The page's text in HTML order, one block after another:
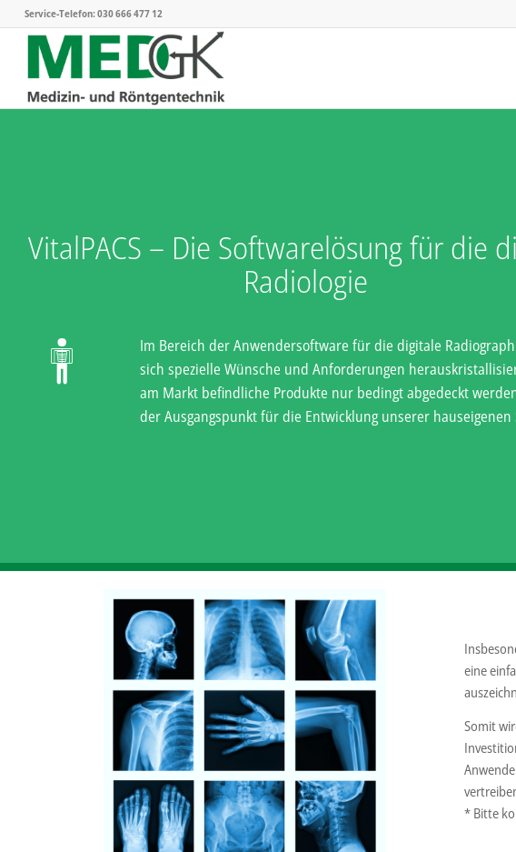
Service-Telefon: 030 666 477 12
VitalPACS – Die Softwarelösung für die
Radiologie
Im Bereich der Anwendersoftware für die digitale
sich spezielle Wünsche und Anforderungen
am Markt befindliche Produkte nur bedingt abgedeckt
der Ausgangspunkt für die Entwicklung unserer hauseigenen
eine
Somit
* Bitte